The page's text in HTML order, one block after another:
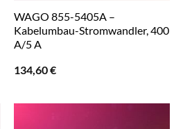
WAGO 855-5405A –
Kabelumbau-Stromwandler, 400
A/5 A
134,60€